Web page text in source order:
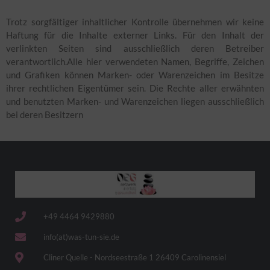
Trotz sorgfältiger inhaltlicher Kontrolle übernehmen wir keine
Haftung für die Inhalte externer Links. Für den Inhalt der
verlinkten Seiten sind ausschließlich deren Betreiber
verantwortlich.Alle hier verwendeten Namen, Begriffe, Zeichen
und Grafiken können Marken- oder Warenzeichen im Besitze
ihrer rechtlichen Eigentümer sein. Die Rechte aller erwähnten
und benutzten Marken- und Warenzeichen liegen ausschließlich
bei deren Besitzern
+49 4464 9429880
info(at)was-tun-sie.de
Cliner Quelle - Nordseestraße 1 26409 Carolinensiel